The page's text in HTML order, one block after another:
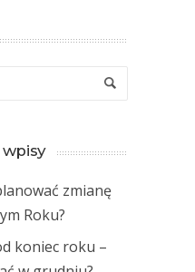
zmianę
Roku?
koniec roku –